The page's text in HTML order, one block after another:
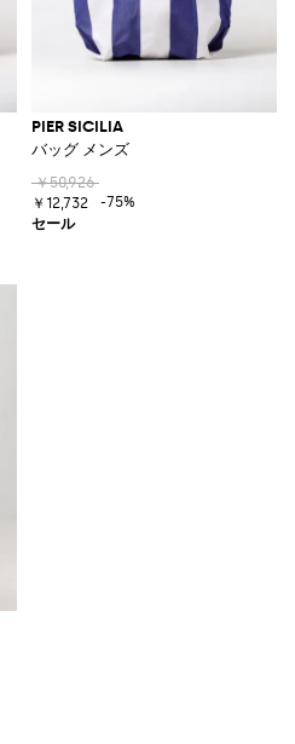
PIER SICILIA
バッグ メンズ
￥50,926
￥12,732
-75%